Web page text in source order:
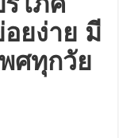
ยง่าย มี
ศทุกวัย